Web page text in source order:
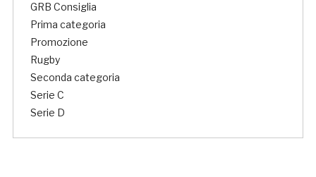
GRB Consiglia
Prima categoria
Promozione
Rugby
Seconda categoria
Serie C
Serie D